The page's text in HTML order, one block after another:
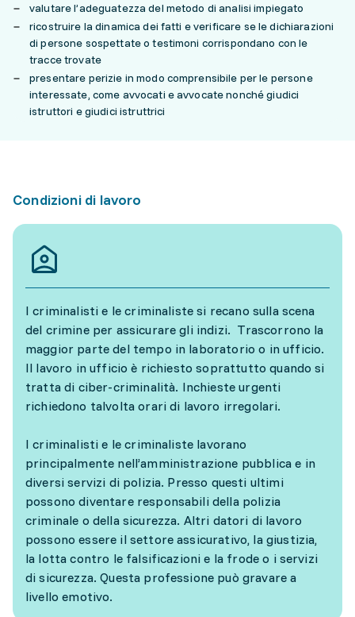
valutare l’adeguatezza del metodo di analisi impiegato
ricostruire la dinamica dei fatti e verificare se le dichiarazioni
di persone sospettate o testimoni corrispondano con le
tracce trovate
presentare perizie in modo comprensibile per le persone
interessate, come avvocati e avvocate nonché giudici
istruttori e giudici istruttrici
Condizioni di lavoro
I criminalisti e le criminaliste si recano sulla scena
del crimine per assicurare gli indizi. Trascorrono la
maggior parte del tempo in laboratorio o in ufficio.
Il lavoro in ufficio è richiesto soprattutto quando si
tratta di ciber-criminalità. Inchieste urgenti
richiedono talvolta orari di lavoro irregolari.
I criminalisti e le criminaliste lavorano
principalmente nell’amministrazione pubblica e in
diversi servizi di polizia. Presso questi ultimi
possono diventare responsabili della polizia
criminale o della sicurezza. Altri datori di lavoro
possono essere il settore assicurativo, la giustizia,
la lotta contro le falsificazioni e la frode o i servizi
di sicurezza. Questa professione può gravare a
livello emotivo.